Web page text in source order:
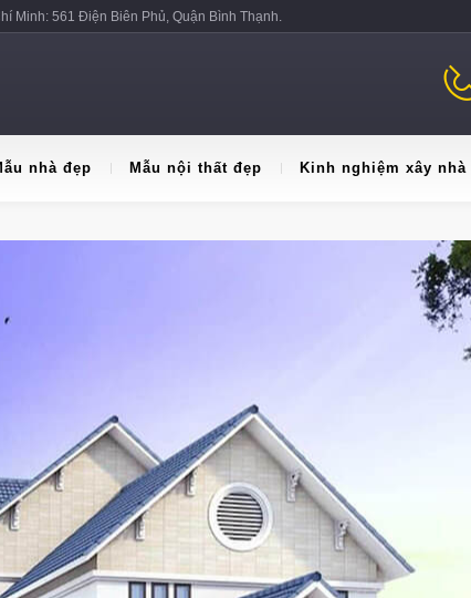
Minh: 561 Điện Biên Phủ, Quận Bình Thạnh.
nhà đẹp Mẫu nội thất đẹp Kinh nghiệm xây nhà